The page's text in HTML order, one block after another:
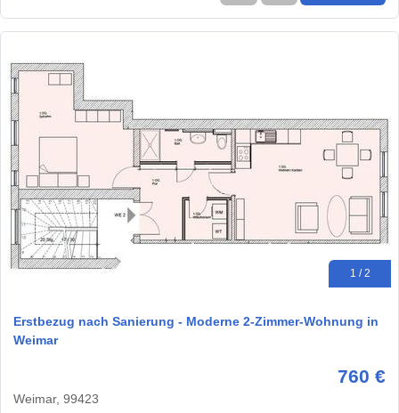
1 / 2
Erstbezug nach Sanierung - Moderne 2-Zimmer-Wohnung in
Weimar
760 €
Weimar, 99423